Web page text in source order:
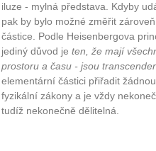
iluze - mylná představa. Kdyby
pak by bylo možné změřit
částice. Podle Heisenbergova
jediný důvod je ten, že mají
prostoru a času - jsou
elementární částici přiřadit
fyzikální zákony a je vždy
tudíž nekonečně dělitelná.